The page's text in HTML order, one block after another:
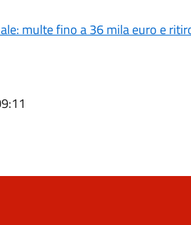
multe fino a 36 mila euro e